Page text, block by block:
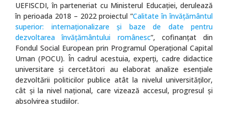
UEFISCDI, în parteneriat cu Ministerul Educaţiei, derulează
în perioada 2018 – 2022 proiectul ”Calitate în învăţământul
superior: internaţionalizare şi baze de date pentru
dezvoltarea învăţământului românesc”, cofinanţat din
Fondul Social European prin Programul Operaţional Capital
Uman (POCU). În cadrul acestuia, experți, cadre didactice
universitare și cercetători au elaborat analize esențiale
dezvoltării politicilor publice atât la nivelul universităților,
cât și la nivel național, care vizează accesul, progresul și
absolvirea studiilor.